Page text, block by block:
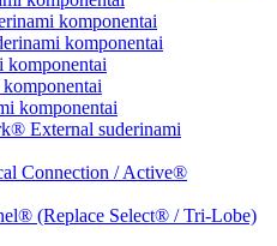
komponentai
komponentai
komponentai
External suderinami
Connection / Active®
(Replace Select® / Tri-Lobe)